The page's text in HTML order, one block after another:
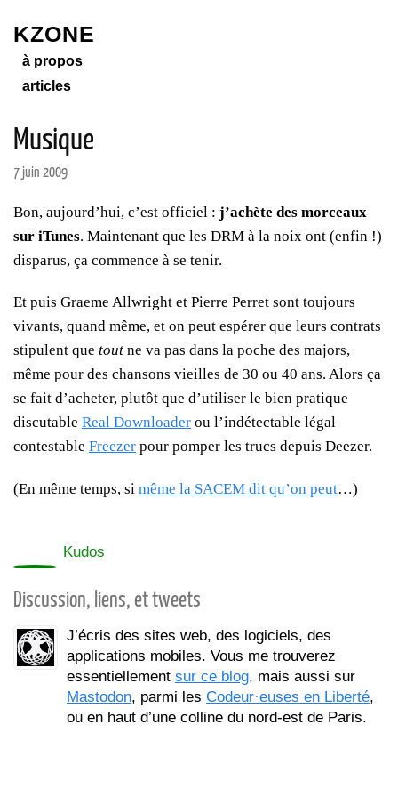
KZONE
à propos
articles
Musique
7 juin 2009
Bon, aujourd’hui, c’est officiel : j’achète des morceaux
sur iTunes. Maintenant que les DRM à la noix ont (enfin !)
disparus, ça commence à se tenir.
Et puis Graeme Allwright et Pierre Perret sont toujours
vivants, quand même, et on peut espérer que leurs contrats
stipulent que tout ne va pas dans la poche des majors,
même pour des chansons vieilles de 30 ou 40 ans. Alors ça
se fait d’acheter, plutôt que d’utiliser le bien pratique
discutable Real Downloader ou l’indétectable légal
contestable Freezer pour pomper les trucs depuis Deezer.
(En même temps, si même la SACEM dit qu’on peut…)
Kudos
Discussion, liens, et tweets
J’écris des sites web, des logiciels, des
applications mobiles. Vous me trouverez
essentiellement sur ce blog, mais aussi sur
Mastodon, parmi les Codeur·euses en Liberté,
ou en haut d’une colline du nord-est de Paris.